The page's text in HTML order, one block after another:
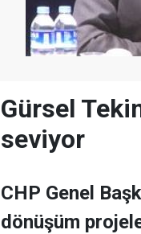
Gürsel
seviyor
CHP Genel
dönüşüm